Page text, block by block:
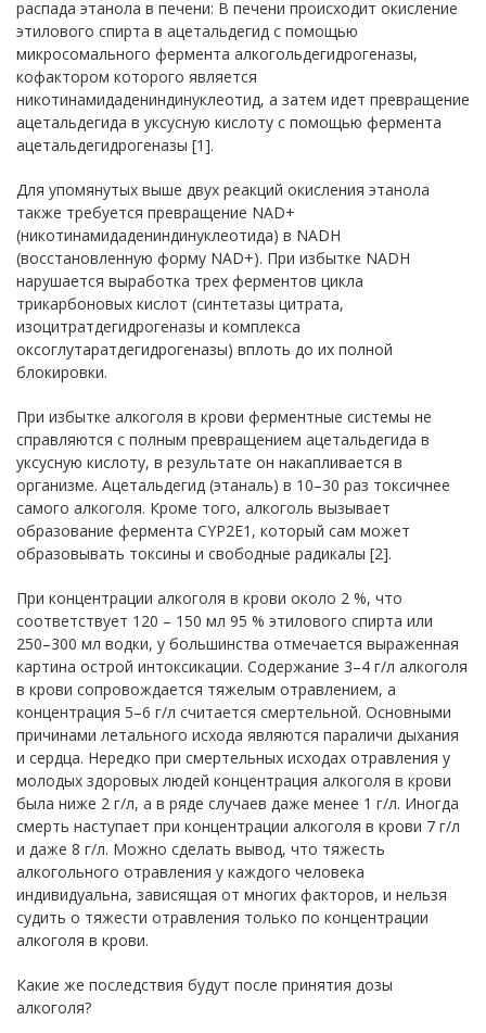
распада этанола в печени: В печени происходит окисление
этилового спирта в ацетальдегид с помощью
микросомального фермента алкогольдегидрогеназы,
кофактором которого является
никотинамидадениндинуклеотид, а затем идет превращение
ацетальдегида в уксусную кислоту с помощью фермента
ацетальдегидрогеназы [1].
Для упомянутых выше двух реакций окисления этанола
также требуется превращение NAD+
(никотинамидадениндинуклеотида) в NADH
(восстановленную форму NАD+). При избытке NАDH
нарушается выработка трех ферментов цикла
трикарбоновых кислот (синтетазы цитрата,
изоцитратдегидрогеназы и комплекса
оксоглутаратдегидрогеназы) вплоть до их полной
блокировки.
При избытке алкоголя в крови ферментные системы не
справляются с полным превращением ацетальдегида в
уксусную кислоту, в результате он накапливается в
организме. Ацетальдегид (этаналь) в 10–30 раз токсичнее
самого алкоголя. Кроме того, алкоголь вызывает
образование фермента CYP2E1, который сам может
образовывать токсины и свободные радикалы [2].
При концентрации алкоголя в крови около 2 %, что
соответствует 120 – 150 мл 95 % этилового спирта или
250–300 мл водки, у большинства отмечается выраженная
картина острой интоксикации. Содержание 3–4 г/л алкоголя
в крови сопровождается тяжелым отравлением, а
концентрация 5–6 г/л считается смертельной. Основными
причинами летального исхода являются параличи дыхания
и сердца. Нередко при смертельных исходах отравления у
молодых здоровых людей концентрация алкоголя в крови
была ниже 2 г/л, а в ряде случаев даже менее 1 г/л. Иногда
смерть наступает при концентрации алкоголя в крови 7 г/л
и даже 8 г/л. Можно сделать вывод, что тяжесть
алкогольного отравления у каждого человека
индивидуальна, зависящая от многих факторов, и нельзя
судить о тяжести отравления только по концентрации
алкоголя в крови.
Какие же последствия будут после принятия дозы
алкоголя?